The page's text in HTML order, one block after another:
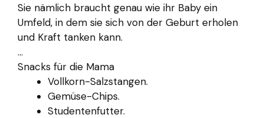
Sie nämlich braucht genau wie ihr Baby ein
Umfeld, in dem sie sich von der Geburt erholen
und Kraft tanken kann.
...
Snacks für die Mama
Vollkorn-Salzstangen.
Gemüse-Chips.
Studentenfutter.